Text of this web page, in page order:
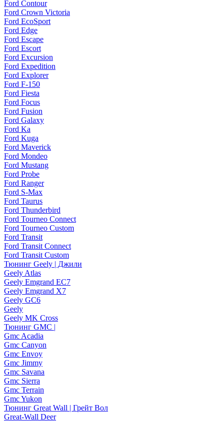
Ford Contour
Ford Crown Victoria
Ford EcoSport
Ford Edge
Ford Escape
Ford Escort
Ford Excursion
Ford Expedition
Ford Explorer
Ford F-150
Ford Fiesta
Ford Focus
Ford Fusion
Ford Galaxy
Ford Ka
Ford Kuga
Ford Maverick
Ford Mondeo
Ford Mustang
Ford Probe
Ford Ranger
Ford S-Max
Ford Taurus
Ford Thunderbird
Ford Tourneo Connect
Ford Tourneo Custom
Ford Transit
Ford Transit Connect
Ford Transit Custom
Тюнинг Geely | Джили
Geely Atlas
Geely Emgrand EC7
Geely Emgrand X7
Geely GC6
Geely
Geely MK Cross
Тюнинг GMC |
Gmc Acadia
Gmc Canyon
Gmc Envoy
Gmc Jimmy
Gmc Savana
Gmc Sierra
Gmc Terrain
Gmc Yukon
Тюнинг Great Wall | Грейт Вол
Great-Wall Deer